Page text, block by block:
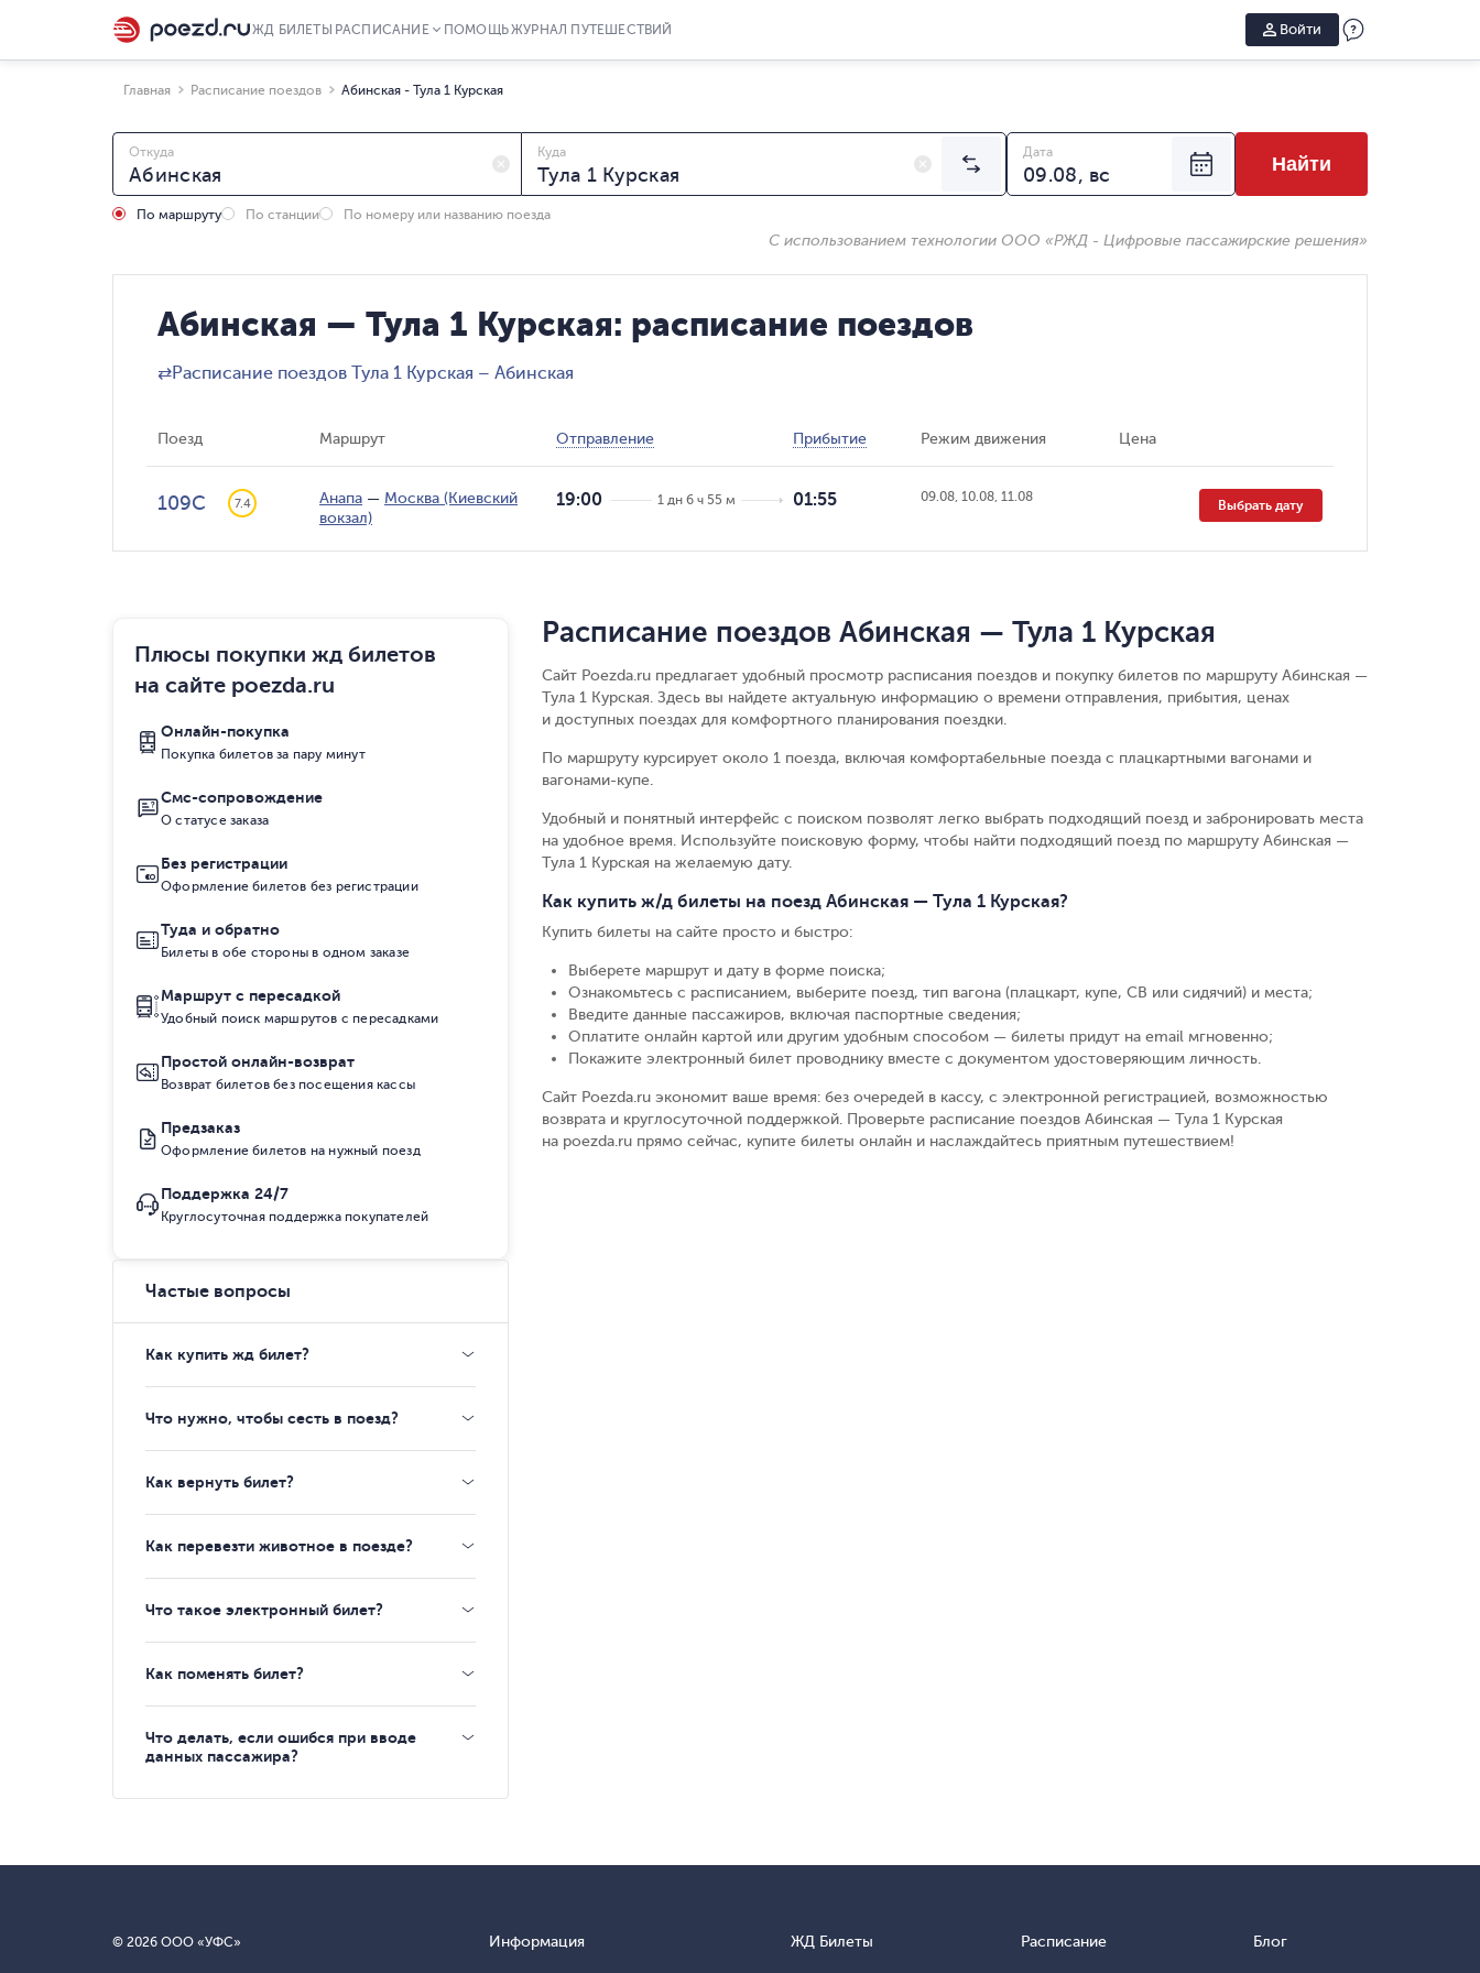
ЖД БИЛЕТЫ РАСПИСАНИЕ ПОМОЩЬЖУРНАЛ ПУТЕШЕСТВИЙ Войти
Главная Расписание поездов Абинская - Тула 1 Курская
Откуда Куда
По маршруту По станции По номеру или названию поезда
Дата
Найти
С использованием технологии ООО «РЖД - Цифровые пассажирские решения»
Абинская — Тула 1 Курская: расписание поездов
⇄Расписание поездов Тула 1 Курская – Абинская
Поезд Маршрут Отправление Прибытие Режим движения Цена
109С 7.4 Анапа — Москва (Киевский
вокзал)
19:00 1 дн 6 ч 55 м 01:55 09.08, 10.08, 11.08
Выбрать дату
Расписание поездов Абинская — Тула 1 Курская
Сайт Poezda.ru предлагает удобный просмотр расписания поездов и покупку билетов по маршруту Абинская —
Тула 1 Курская. Здесь вы найдете актуальную информацию о времени отправления, прибытия, ценах
и доступных поездах для комфортного планирования поездки.
По маршруту курсирует около 1 поезда, включая комфортабельные поезда с плацкартными вагонами и
вагонами-купе.
Удобный и понятный интерфейс с поиском позволят легко выбрать подходящий поезд и забронировать места
на удобное время. Используйте поисковую форму, чтобы найти подходящий поезд по маршруту Абинская —
Тула 1 Курская на желаемую дату.
Как купить ж/д билеты на поезд Абинская — Тула 1 Курская?
Купить билеты на сайте просто и быстро:
Выберете маршрут и дату в форме поиска;
Ознакомьтесь с расписанием, выберите поезд, тип вагона (плацкарт, купе, СВ или сидячий) и места;
Введите данные пассажиров, включая паспортные сведения;
Оплатите онлайн картой или другим удобным способом — билеты придут на email мгновенно;
Покажите электронный билет проводнику вместе с документом удостоверяющим личность.
Сайт Poezda.ru экономит ваше время: без очередей в кассу, с электронной регистрацией, возможностью
возврата и круглосуточной поддержкой. Проверьте расписание поездов Абинская — Тула 1 Курская
на poezda.ru прямо сейчас, купите билеты онлайн и наслаждайтесь приятным путешествием!
Плюсы покупки жд билетов
на сайте poezda.ru
Онлайн-покупка
Покупка билетов за пару минут
Смс-сопровождение
О статусе заказа
Без регистрации
Оформление билетов без регистрации
Туда и обратно
Билеты в обе стороны в одном заказе
Маршрут с пересадкой
Удобный поиск маршрутов с пересадками
Простой онлайн-возврат
Возврат билетов без посещения кассы
Предзаказ
Оформление билетов на нужный поезд
Поддержка 24/7
Круглосуточная поддержка покупателей
Частые вопросы
Как купить жд билет?
Что нужно, чтобы сесть в поезд?
Как вернуть билет?
Как перевезти животное в поезде?
Что такое электронный билет?
Как поменять билет?
Что делать, если ошибся при вводе
данных пассажира?
© 2026 ООО «УФС» Информация ЖД Билеты Расписание Блог